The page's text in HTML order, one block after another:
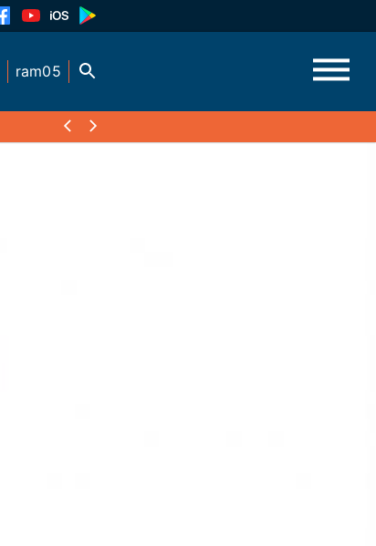
ram05